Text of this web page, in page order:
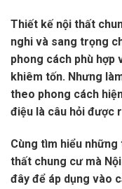
Thiết kế nội thất
nghi và sang trọng
phong cách phù hợp
khiêm tốn. Nhưng
theo phong cách
điệu là câu hỏi được
Cùng tìm hiểu
thất chung cư mà
đây để áp dụng vào